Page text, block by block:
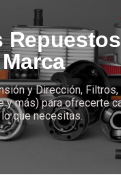
Repuestos
y Dirección,
y más) para
que necesitas.